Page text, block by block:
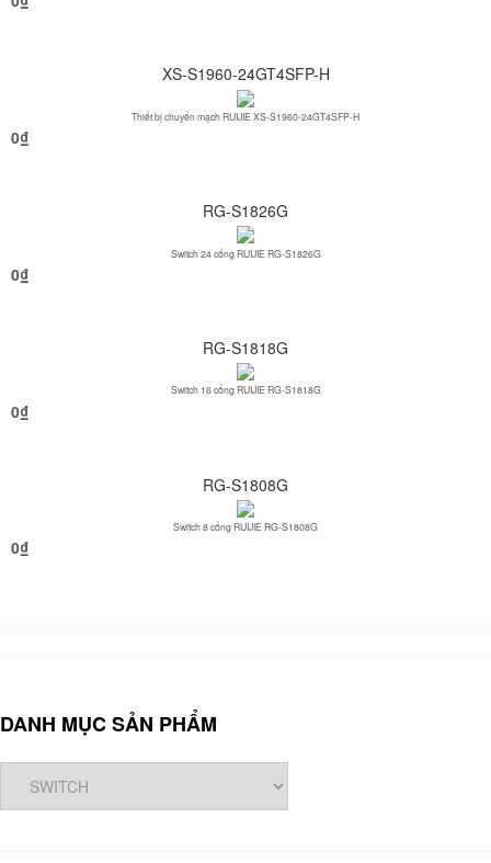
XS-S1960-24GT4SFP-H
Thiết bị chuyển mạch RUIJIE XS-S1960-24GT4SFP-H
0₫
RG-S1826G
Switch 24 cổng RUIJIE RG-S1826G
0₫
RG-S1818G
Switch 16 cổng RUIJIE RG-S1818G
0₫
RG-S1808G
Switch 8 cổng RUIJIE RG-S1808G
0₫
DANH MỤC SẢN PHẨM